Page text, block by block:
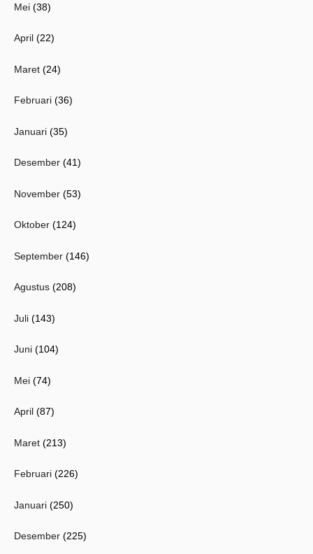
Mei (38)
April (22)
Maret (24)
Februari (36)
Januari (35)
Desember (41)
November (53)
Oktober (124)
September (146)
Agustus (208)
Juli (143)
Juni (104)
Mei (74)
April (87)
Maret (213)
Februari (226)
Januari (250)
Desember (225)